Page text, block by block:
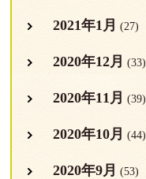
2021年1月 (27)
2020年12月 (33)
2020年11月 (39)
2020年10月 (44)
2020年9月 (53)